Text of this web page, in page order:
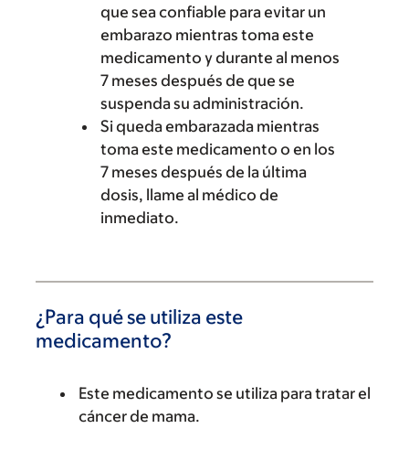
que sea confiable para evitar un
embarazo mientras toma este
medicamento y durante al menos
7 meses después de que se
suspenda su administración.
Si queda embarazada mientras
toma este medicamento o en los
7 meses después de la última
dosis, llame al médico de
inmediato.
¿Para qué se utiliza este
medicamento?
Este medicamento se utiliza para tratar el
cáncer de mama.